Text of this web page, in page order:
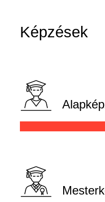
Képzések